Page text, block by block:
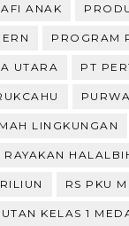
ANAK
PROGRAM
UTARA PT
LINGKUNGAN
RAYAKAN
RS PKU
KELAS 1